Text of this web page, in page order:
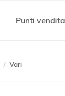
Punti vendita
Vari